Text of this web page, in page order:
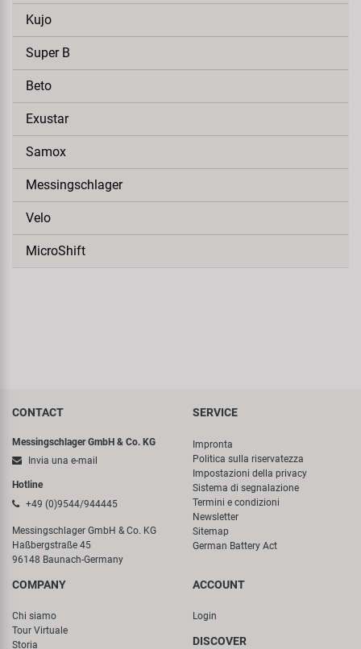
Kujo
Super B
Beto
Exustar
Samox
Messingschlager
Velo
MicroShift
CONTACT
Messingschlager GmbH & Co. KG
Invia una e-mail
Hotline
+49 (0)9544/944445
Messingschlager GmbH & Co. KG
Haßbergstraße 45
96148 Baunach-Germany
SERVICE
Impronta
Politica sulla riservatezza
Impostazioni della privacy
Sistema di segnalazione
Termini e condizioni
Newsletter
Sitemap
German Battery Act
COMPANY
Chi siamo
Tour Virtuale
Storia
ACCOUNT
Login
DISCOVER